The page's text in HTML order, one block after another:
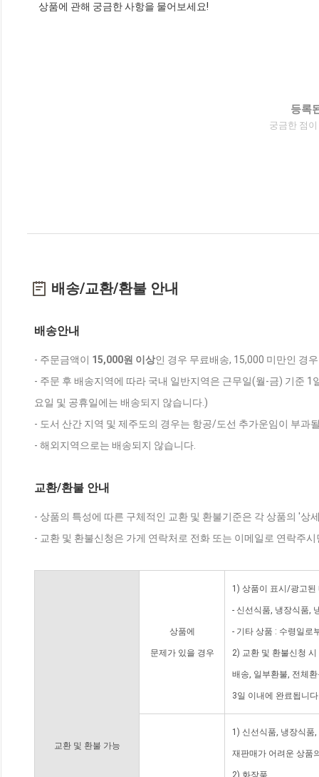
상품에 관해 궁금한 사항을 물어보세요!
등록
궁금한 점
배송/교환/환불 안내
배송안내
- 주문금액이 15,000원 이상인 경우 무료배송, 15,000 미만인 경
- 주문 후 배송지역에 따라 국내 일반지역은 근무일(월-금) 기준
요일 및 공휴일에는 배송되지 않습니다.)
- 도서 산간 지역 및 제주도의 경우는 항공/도선 추가운임이 부과
- 해외지역으로는 배송되지 않습니다.
교환/환불 안내
- 상품의 특성에 따른 구체적인 교환 및 환불기준은 각 상품의 '상
- 교환 및 환불신청은 가게 연락처로 전화 또는 이메일로 연락주
교환 및 환불 가능
상품에
문제가 있을 경우
1) 상품이 표시/광고된
- 신선식품, 냉장식품,
- 기타 상품 : 수령일로
2) 교환 및 환불신청
배송, 일부환불, 전체
3일 이내에 완료됩니
1) 신선식품, 냉장식품
재판매가 어려운 상품
2) 화장품